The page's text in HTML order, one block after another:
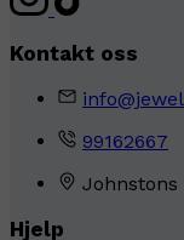
Kontakt oss
99162667
Johnstons
Hjelp